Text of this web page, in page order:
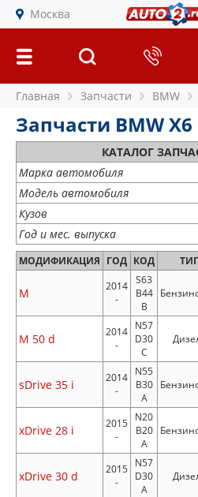
Москва
Главная Запчасти BMW
Запчасти BMW X6
КАТАЛОГ
Марка автомобиля
Модель автомобиля
Кузов
Год и мес. выпуска
МОДИФИКАЦИЯ ГОД КОД
M
2014
-
S63
B44
B
M 50 d
2014
-
N57
D30
C
sDrive 35 i
2014
-
N55
B30
A
xDrive 28 i
2015
-
N20
B20
A
xDrive 30 d
2015
-
N57
D30
A